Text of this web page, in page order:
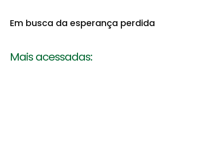
Em busca da esperança perdida
Mais acessadas: